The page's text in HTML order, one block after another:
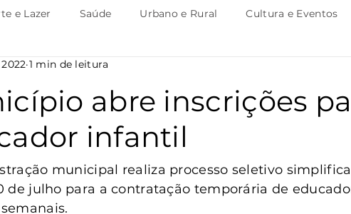
e Lazer Saúde Urbano e Rural Cultura e Eventos
Geral Meio Ambiente
Habitação Destaque
Santa Clara do Sul Conselho Tutelar
abre inscrições
infantil
1 min de leitura
municipal realiza processo seletivo
de julho para a contratação temporária de